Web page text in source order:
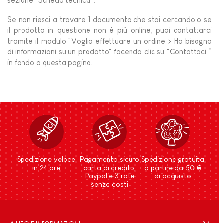
Se non riesci a trovare il documento che stai cercando o se
il prodotto in questione non è più online, puoi contattarci
tramite il modulo "Voglio effettuare un ordine > Ho bisogno
di informazioni su un prodotto" facendo clic su "Contattaci ”
in fondo a questa pagina.
Spedizione veloce
in 24 ore
Pagamento sicuro
carta di credito,
Paypal e 3 rate
senza costi
Spedizione gratuita
a partire da 50 €
di acquisto